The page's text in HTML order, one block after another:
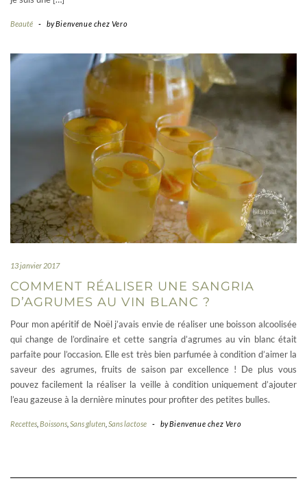
Beauté - byBienvenue chez Vero
13 janvier 2017
COMMENT RÉALISER UNE SANGRIA
D’AGRUMES AU VIN BLANC ?
Pour mon apéritif de Noël j’avais envie de réaliser une boisson alcoolisée
qui change de l’ordinaire et cette sangria d’agrumes au vin blanc était
parfaite pour l’occasion. Elle est très bien parfumée à condition d’aimer la
saveur des agrumes, fruits de saison par excellence ! De plus vous
pouvez facilement la réaliser la veille à condition uniquement d’ajouter
l’eau gazeuse à la dernière minutes pour profiter des petites bulles.
Recettes Boissons Sans gluten Sans lactose - byBienvenue chez Vero